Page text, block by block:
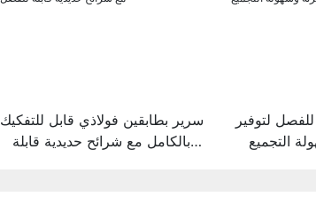
سرير بطابقين فولاذي قابل للتفكيك
بالكامل مع شرائح حديدية قابلة
لتوفير
التجميع